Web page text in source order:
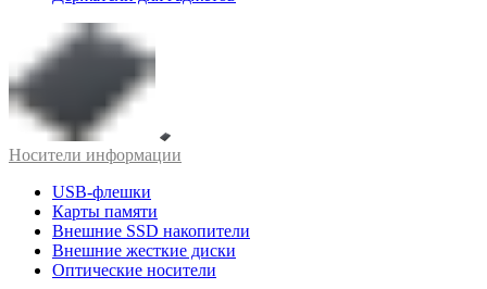
Носители информации
USB-флешки
Карты памяти
Внешние SSD накопители
Внешние жесткие диски
Оптические носители